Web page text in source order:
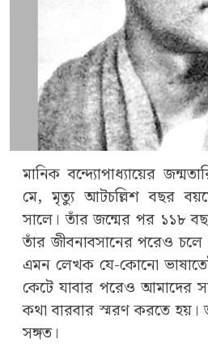
মানিক বন্দ্যোপাধ্যায়ের
মে, মৃত্যু আটচল্লিশ বছর
সালে। তাঁর জন্মের পর ১১৮
তাঁর জীবনাবসানের পরেও চলে
এমন লেখক যে-কোনো
কেটে যাবার পরেও আমাদের
কথা বারবার স্মরণ করতে হয়।
সঙ্গত।